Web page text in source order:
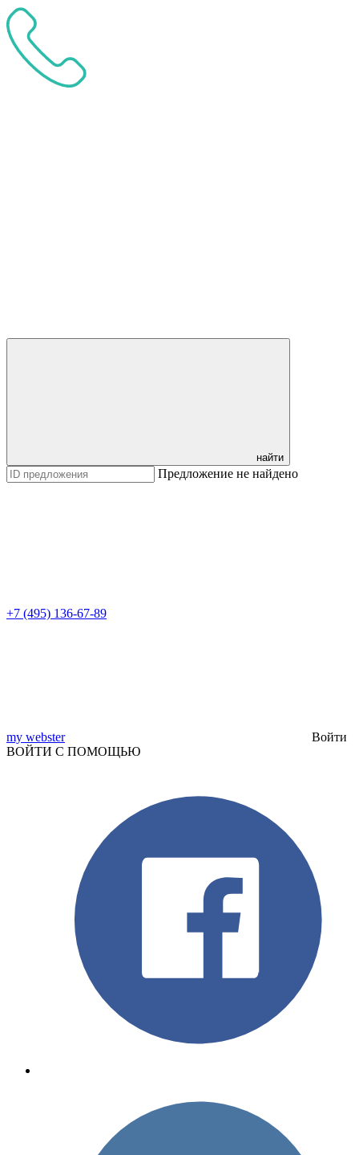
найти
Предложение не найдено
+7 (495) 136-67-89
my webster
Войти
ВОЙТИ С ПОМОЩЬЮ